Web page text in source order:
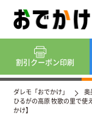
割引クーポン印刷
ダレモ「おでかけ」 奥
ひるがの高原 牧歌の里で使
かけ】